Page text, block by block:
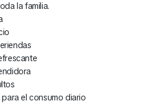
la familia.
el consumo diario